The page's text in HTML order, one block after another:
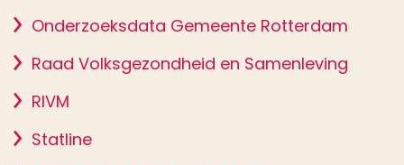
Onderzoeksdata Gemeente Rotterdam
Raad Volksgezondheid en Samenleving
RIVM
Statline